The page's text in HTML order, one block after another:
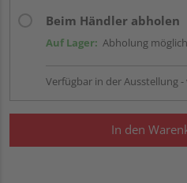
Beim Händler abholen
Auf Lager: Abholung möglich
Verfügbar in der Ausstellung
In den